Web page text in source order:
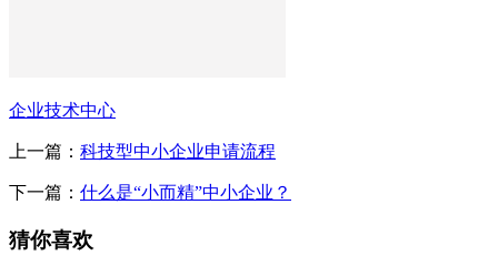
企业技术中心
上一篇： 科技型中小企业申请流程
下一篇： 什么是“小而精”中小企业？
猜你喜欢